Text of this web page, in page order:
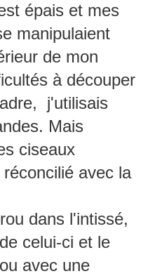
épais et mes
manipulaient
de mon
à découper
j'utilisais
Mais
ciseaux
avec la
dans l'intissé,
celui-ci et le
avec une